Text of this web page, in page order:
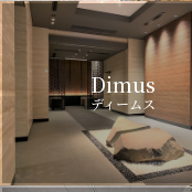
Dimus
ディームス